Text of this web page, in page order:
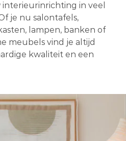
in veel
je nu salontafels,
lampen, banken of
meubels vind je altijd
kwaliteit en een